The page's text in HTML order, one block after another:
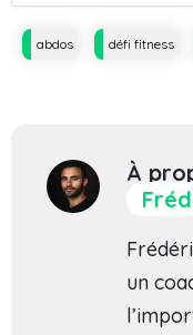
Tagsabdos défi fitness
À
un